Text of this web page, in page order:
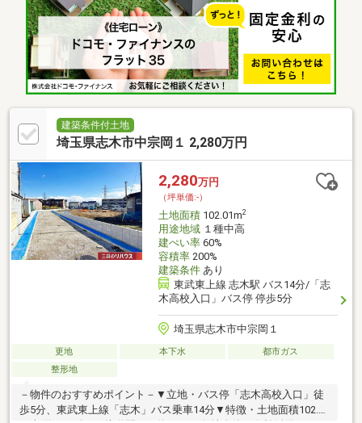
歩5分(約350m)・セブンイレブン志木上宗岡5丁目店 徒歩6分(約
460m)・志木市立宗岡第四小学校 徒歩9分(約660m)■ ご希望の住
まい探しをお手伝いします ━━━━━・・・物件の詳細・ご相談
はお気軽にお問い合わせください。
建築条件付土地
埼玉県志木市中宗岡１ 2,280万円
2,280万円
（坪単価:-）
土地面積102.01m2
用途地域１種中高
建ぺい率60%
容積率200%
建築条件あり
東武東上線 志木駅 バス14分/「志
木高校入口」バス停 停歩5分
埼玉県志木市中宗岡１
更地 本下水
都市ガス
整形地
－物件のおすすめポイント－▼立地・バス停「志木高校入口」徒
歩5分、東武東上線「志木」バス乗車14分▼特徴・土地面積102.01